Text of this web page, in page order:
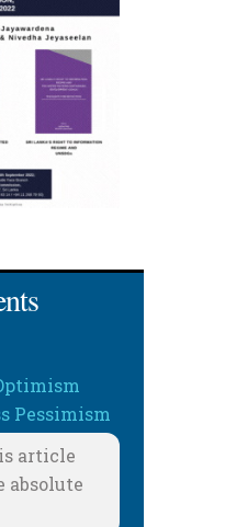
Pessimism
article
absolute